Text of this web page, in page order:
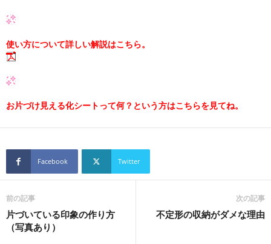
使い方について詳しい解説はこちら。
お片づけ見える化シートって何？という方はこちらを見てね。
Facebook Twitter
前の記事
片づいている印象の作り方
（写真あり）
次の記事
不定形の収納がダメな理由